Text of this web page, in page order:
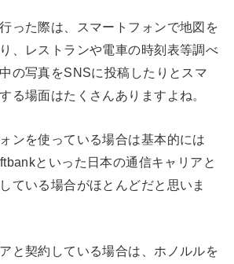
った際は、スマートフォンで地図を
、レストランや電車の時刻表等調べ
の写真をSNSに投稿したりとスマ
る場面はたくさんありますよね。
ンを使っている場合は基本的には
といった日本の通信キャリアと
ている場合がほとんどだと思いま
と契約している場合は、ホノルルを